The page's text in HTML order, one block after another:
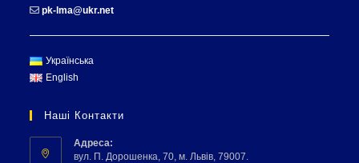
pk-lma@ukr.net
Українська
English
Наші Контакти
Адреса:
вул. П. Дорошенка, 70, м. Львів, 79007.